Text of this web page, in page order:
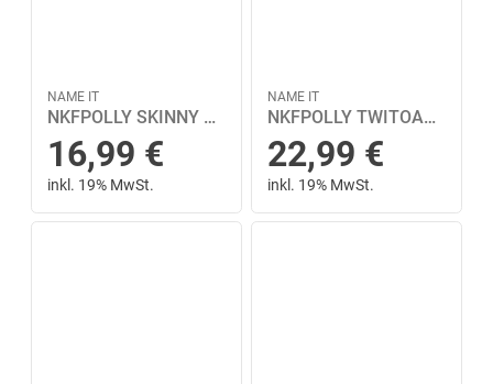
NAME IT
NKFPOLLY SKINNY TWI LEGGING 1186-NA NOOS 104 Slim Fit - Black
16,99 €
inkl. 19% MwSt.
NAME IT
NKFPOLLY TWITOAS LEGGING NOOS 98 Skinny Fit - Deco Rose
22,99 €
inkl. 19% MwSt.